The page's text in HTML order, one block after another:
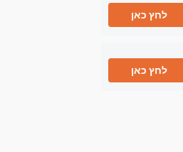
לחץ כאן
לחץ כאן